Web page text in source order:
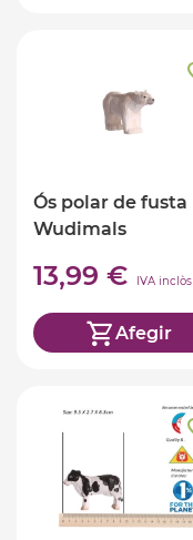
Ós polar de fusta
Wudimals
13,99 € IVA inclòs
Afegir